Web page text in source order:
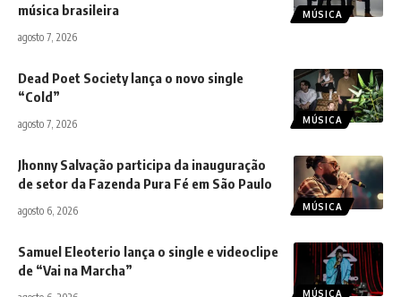
MÚSICA
música brasileira
agosto 7, 2026
MÚSICA
Dead Poet Society lança o novo single
“Cold”
agosto 7, 2026
MÚSICA
Jhonny Salvação participa da inauguração
de setor da Fazenda Pura Fé em São Paulo
agosto 6, 2026
MÚSICA
Samuel Eleoterio lança o single e videoclipe
de “Vai na Marcha”